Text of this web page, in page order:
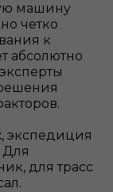
машину
четко
к
абсолютно
экспедиция
Для
для трасс